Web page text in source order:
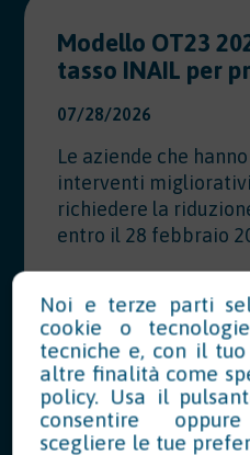
Modello OT23
tasso INAIL per
07/28/2026
Le aziende che
interventi
richiedere la
entro il 28 febbraio
Leggi di più
Noi e terze parti
cookie o
tecniche e, con il tuo
altre finalità come
policy. Usa il
consentire
scegliere le tue